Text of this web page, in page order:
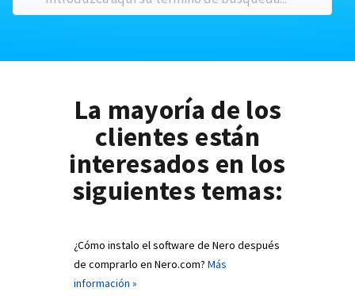
La mayoría de los
clientes están
interesados en los
siguientes temas:
¿Cómo instalo el software de Nero después
de comprarlo en Nero.com? Más
información »